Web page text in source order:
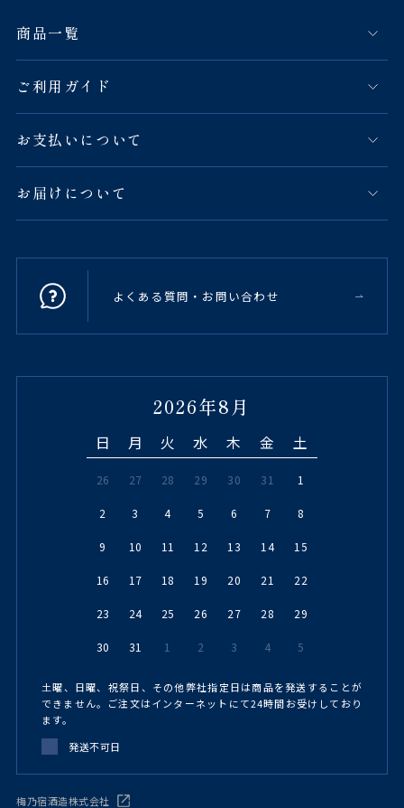
商品一覧
ご利用ガイド
お支払いについて
お届けについて
よくある質問・お問い合わせ
2026年8月
日 月 火 水 木 金 土
26 27 28 29 30 31 1
2 3 4 5 6 7 8
9 10 11 12 13 14 15
16 17 18 19 20 21 22
23 24 25 26 27 28 29
30 31 1 2 3 4 5
土曜、日曜、祝祭日、その他弊社指定日は商品を発送することが
できません。ご注文はインターネットにて24時間お受けしており
ます。
発送不可日
梅乃宿酒造株式会社